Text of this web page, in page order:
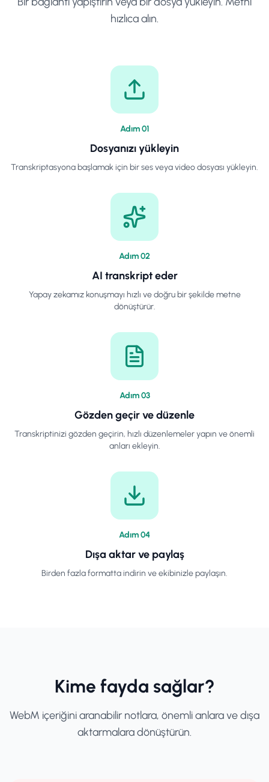
hızlıca alın.
Adım01
Dosyanızı yükleyin
Transkriptasyona başlamak için bir ses veya video dosyası yükleyin.
Adım02
AI transkript eder
Yapay zekamız konuşmayı hızlı ve doğru bir şekilde metne
dönüştürür.
Adım03
Gözden geçir ve düzenle
Transkriptinizi gözden geçirin, hızlı düzenlemeler yapın ve önemli
anları ekleyin.
Adım04
Dışa aktar ve paylaş
Birden fazla formatta indirin ve ekibinizle paylaşın.
Kime fayda sağlar?
WebM içeriğini aranabilir notlara, önemli anlara ve dışa
aktarmalara dönüştürün.